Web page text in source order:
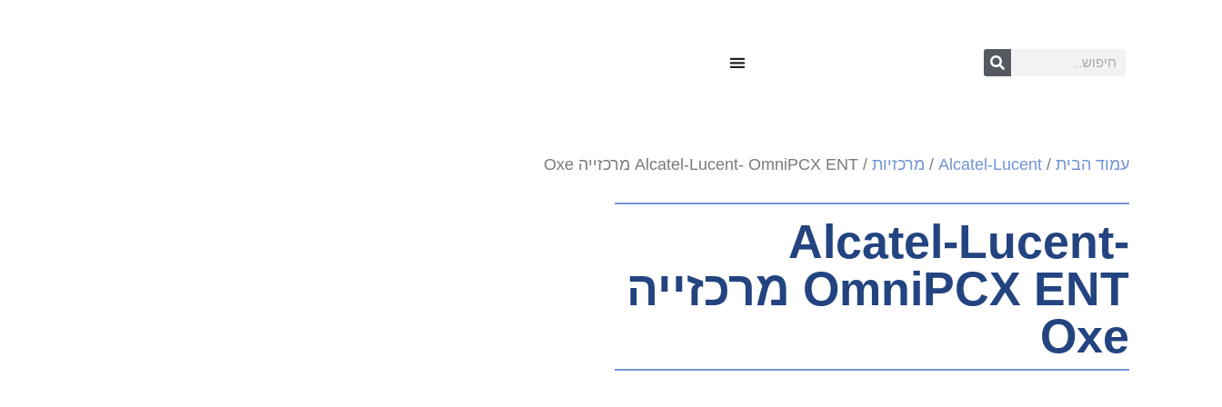
עמוד הבית /
Alcatel-Lucent
/ מרכזיות / Alcatel-Lucent- OmniPCX ENT מרכזייה Oxe
Alcatel-Lucent-
OmniPCX ENT מרכזייה
Oxe